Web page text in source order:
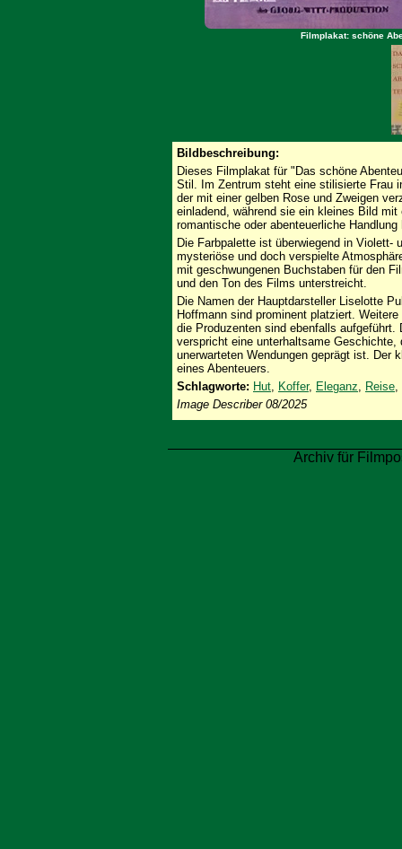
Filmplakat: schöne
Bildbeschreibung:
Dieses Filmplakat für "Das schöne
Stil. Im Zentrum steht eine stilisierte Frau
der mit einer gelben Rose und Zweigen
einladend, während sie ein kleines Bild
romantische oder abenteuerliche Handlung
Die Farbpalette ist überwiegend in
mysteriöse und doch verspielte
mit geschwungenen Buchstaben für den
und den Ton des Films unterstreicht.
Die Namen der Hauptdarsteller Liselotte
Hoffmann sind prominent platziert.
die Produzenten sind ebenfalls
verspricht eine unterhaltsame
unerwarteten Wendungen geprägt ist. Der
eines Abenteuers.
Schlagworte: Hut, Koffer, Eleganz, Reise,
Image Describer 08/2025
Archiv für